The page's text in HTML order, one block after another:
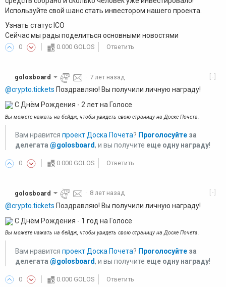
Используйте свой шанс стать инвестором нашего проекта.
Узнать статус ICO
Сейчас мы рады поделиться основными новостями
0 0.000 GOLOS Ответить
[-]
golosboard · 7 лет назад
@crypto.tickets Поздравляю! Вы получили личную награду!
С Днём Рождения - 2 лет на Голосе
Вы можете нажать на бейдж, чтобы увидеть свою страницу на Доске Почета.
Вам нравится проект Доска Почета? Проголосуйте за
делегата @golosboard, и вы получите еще одну награду!
0 0.000 GOLOS Ответить
[-]
golosboard · 8 лет назад
@crypto.tickets Поздравляю! Вы получили личную награду!
С Днём Рождения - 1 год на Голосе
Вы можете нажать на бейдж, чтобы увидеть свою страницу на Доске Почета.
Вам нравится проект Доска Почета? Проголосуйте за
делегата @golosboard, и вы получите еще одну награду!
0 0.000 GOLOS Ответить